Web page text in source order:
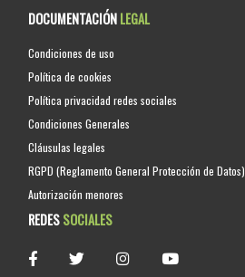
DOCUMENTACIÓNLEGAL
Condiciones de uso
Política de cookies
Política privacidad redes sociales
Condiciones Generales
Cláusulas legales
RGPD (Reglamento General Protección de Datos)
Autorización menores
REDESSOCIALES